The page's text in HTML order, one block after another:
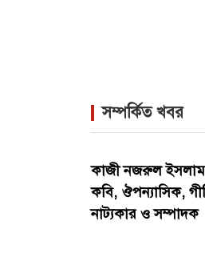
সম্পর্কিত খবর
কাজী নজরুল ইসলাম
কবি, ঔপন্যাসিক,
নাট্যকার ও সম্পাদক